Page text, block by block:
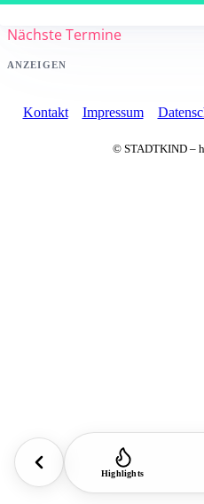
Nächste Termine
ANZEIGEN
Kontakt Impressum
© STADTKIND –
Highlights